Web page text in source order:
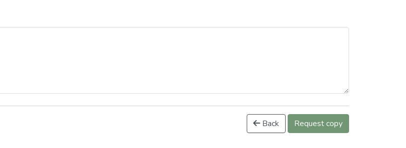
Back Request copy